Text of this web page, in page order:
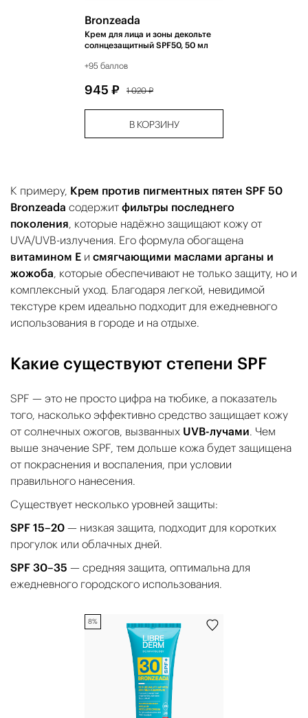
Bronzeada
Крем для лица и зоны декольте
солнцезащитный SPF50, 50 мл
+95 баллов
945 ₽ 1 020 ₽
В КОРЗИНУ
К примеру, Крем против пигментных пятен SPF 50
Bronzeada содержит фильтры последнего
поколения, которые надёжно защищают кожу от
UVA/UVB-излучения. Его формула обогащена
витамином Е и смягчающими маслами арганы и
жожоба, которые обеспечивают не только защиту, но и
комплексный уход. Благодаря легкой, невидимой
текстуре крем идеально подходит для ежедневного
использования в городе и на отдыхе.
Какие существуют степени SPF
SPF — это не просто цифра на тюбике, а показатель
того, насколько эффективно средство защищает кожу
от солнечных ожогов, вызванных UVB-лучами. Чем
выше значение SPF, тем дольше кожа будет защищена
от покраснения и воспаления, при условии
правильного нанесения.
Существует несколько уровней защиты:
SPF 15–20 — низкая защита, подходит для коротких
прогулок или облачных дней.
SPF 30–35 — средняя защита, оптимальна для
ежедневного городского использования.
8%